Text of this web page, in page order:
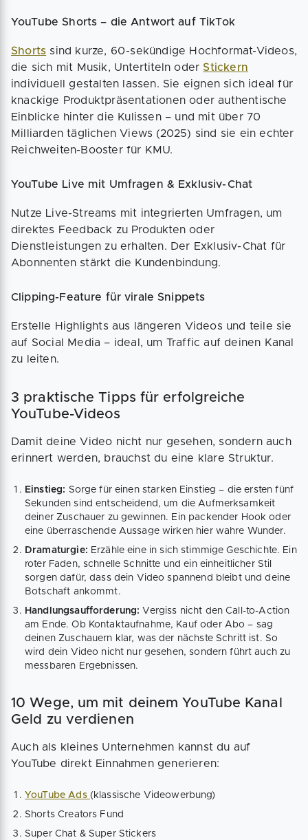
YouTube Shorts – die Antwort auf TikTok
Shorts sind kurze, 60-sekündige Hochformat-Videos,
die sich mit Musik, Untertiteln oderStickern
individuell gestalten lassen. Sie eignen sich ideal für
knackige Produktpräsentationen oder authentische
Einblicke hinter die Kulissen – und mit über 70
Milliarden täglichen Views (2025) sind sie ein echter
Reichweiten-Booster für KMU.
YouTube Live mit Umfragen & Exklusiv-Chat
Nutze Live-Streams mit integrierten Umfragen, um
direktes Feedback zu Produkten oder
Dienstleistungen zu erhalten. Der Exklusiv-Chat für
Abonnenten stärkt die Kundenbindung.
Clipping-Feature für virale Snippets
Erstelle Highlights aus längeren Videos und teile sie
auf Social Media – ideal, um Traffic auf deinen Kanal
zu leiten.
3 praktische Tipps für erfolgreiche
YouTube-Videos
Damit deine Video nicht nur gesehen, sondern auch
erinnert werden, brauchst du eine klare Struktur.
Einstieg: Sorge für einen starken Einstieg – die ersten fünf
Sekunden sind entscheidend, um die Aufmerksamkeit
deiner Zuschauer zu gewinnen. Ein packender Hook oder
eine überraschende Aussage wirken hier wahre Wunder.
Dramaturgie: Erzähle eine in sich stimmige Geschichte. Ein
roter Faden, schnelle Schnitte und ein einheitlicher Stil
sorgen dafür, dass dein Video spannend bleibt und deine
Botschaft ankommt.
Handlungsaufforderung: Vergiss nicht den Call-to-Action
am Ende. Ob Kontaktaufnahme, Kauf oder Abo – sag
deinen Zuschauern klar, was der nächste Schritt ist. So
wird dein Video nicht nur gesehen, sondern führt auch zu
messbaren Ergebnissen.
10 Wege, um mit deinem YouTube Kanal
Geld zu verdienen
Auch als kleines Unternehmen kannst du auf
YouTube direkt Einnahmen generieren:
YouTube Ads (klassische Videowerbung)
Shorts Creators Fund
Super Chat & Super Stickers